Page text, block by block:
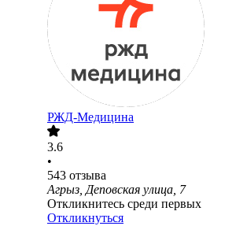
РЖД-Медицина
3.6
•
543 отзыва
Агрыз, Деповская улица, 7
Откликнитесь среди первых
Откликнуться